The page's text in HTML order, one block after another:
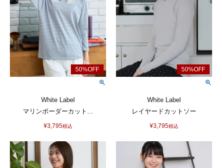
White Label
マリンボーダーカット...
¥3,795税込
White Label
レイヤードカットソー
¥3,795税込